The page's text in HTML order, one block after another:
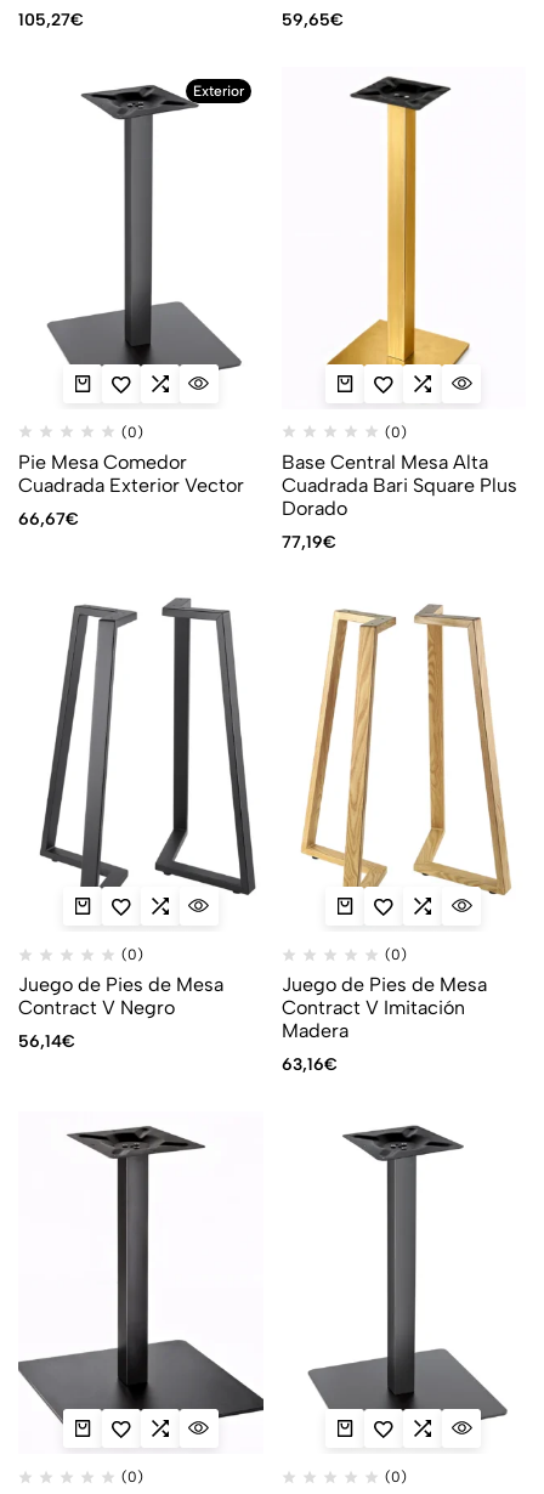
105,27€ 59,65€
Exterior
(0)
Pie Mesa Comedor
Cuadrada Exterior Vector
66,67€
(0)
Base Central Mesa Alta
Cuadrada Bari Square Plus
Dorado
77,19€
(0)
Juego de Pies de Mesa
Contract V Negro
56,14€
(0)
Juego de Pies de Mesa
Contract V Imitación
Madera
63,16€
(0) (0)